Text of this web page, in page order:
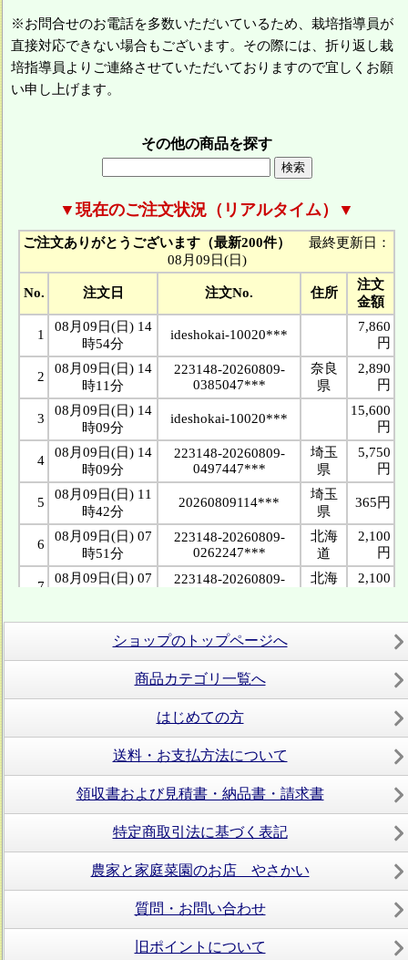
※お問合せのお電話を多数いただいているため、栽培指導員が
直接対応できない場合もございます。その際には、折り返し栽
培指導員よりご連絡させていただいておりますので宜しくお願
い申し上げます。
その他の商品を探す
▼現在のご注文状況（リアルタイム）▼
ショップのトップページへ
商品カテゴリ一覧へ
はじめての方
送料・お支払方法について
領収書および見積書・納品書・請求書
特定商取引法に基づく表記
農家と家庭菜園のお店 やさかい
質問・お問い合わせ
旧ポイントについて